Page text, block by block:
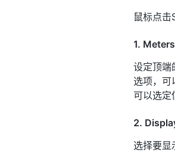
鼠标点
1. Meters
设定顶端
选项，可
可以选定
2.
选择要显